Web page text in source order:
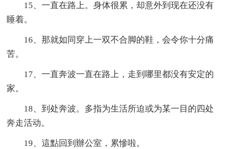
15、一直在路上。身体很累，却意外到现在还没有
睡着。
16、那就如同穿上一双不合脚的鞋，会令你十分痛
苦。
17、一直奔波一直在路上，走到哪里都没有安定的
家。
18、到处奔波。多指为生活所迫或为某一目的四处
奔走活动。
19、這點回到辦公室，累慘啦。